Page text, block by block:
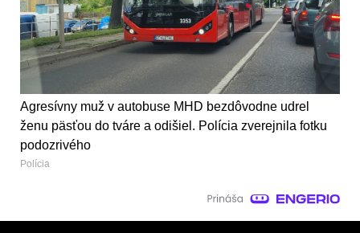
Agresívny muž v autobuse MHD bezdôvodne udrel
ženu päsťou do tváre a odišiel. Polícia zverejnila fotku
podozrivého
Polícia